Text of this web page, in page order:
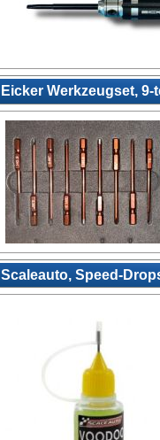
Eicker Werkzeugset, 9-
Scaleauto, Speed-